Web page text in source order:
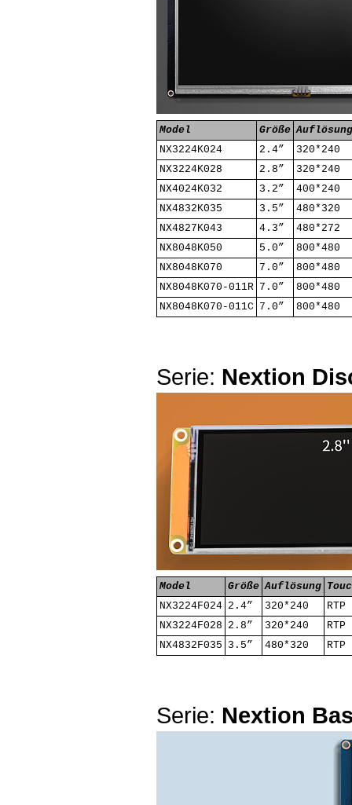
Model Größe Auflösung
NX3224K024
2.4”
320*240
NX3224K028
2.8”
320*240
NX4024K032
3.2”
400*240
NX4832K035
3.5”
480*320
NX4827K043
4.3”
480*272
NX8048K050
5.0”
800*480
NX8048K070
7.0”
800*480
NX8048K070-011R 7.0”
800*480
NX8048K070-011C 7.0” 800*480
Serie: Nextion
Model Größe Auflösung
NX3224F024 2.4” 320*240
RTP
NX3224F028 2.8” 320*240
RTP
NX4832F035 3.5” 480*320 RTP
Serie: Nextion